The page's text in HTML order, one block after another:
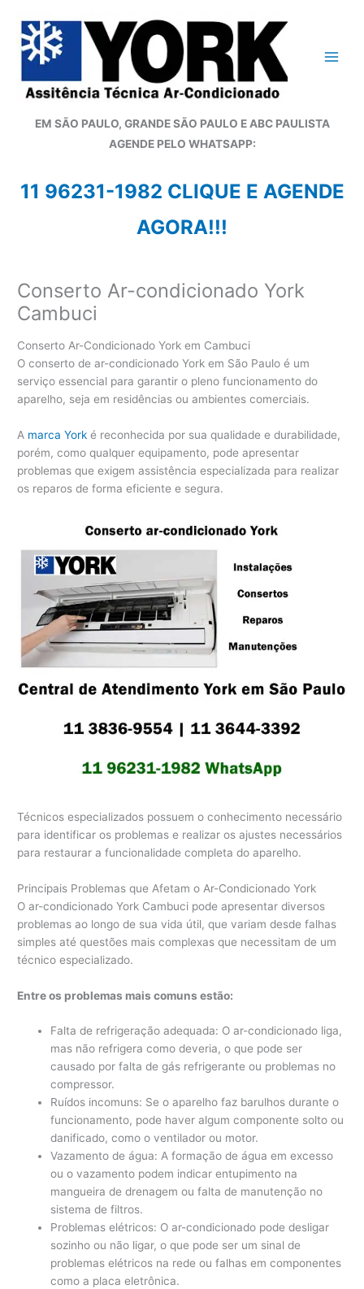
para
conteúdo
EM SÃO PAULO, GRANDE SÃO PAULO E ABC PAULISTA
AGENDE PELO WHATSAPP:
11 96231-1982 CLIQUE E AGENDE
AGORA!!!
Conserto Ar-condicionado York
Cambuci
Conserto Ar-Condicionado York em Cambuci
O conserto de ar-condicionado York em São Paulo é um
serviço essencial para garantir o pleno funcionamento do
aparelho, seja em residências ou ambientes comerciais.
A marca York é reconhecida por sua qualidade e durabilidade,
porém, como qualquer equipamento, pode apresentar
problemas que exigem assistência especializada para realizar
os reparos de forma eficiente e segura.
Técnicos especializados possuem o conhecimento necessário
para identificar os problemas e realizar os ajustes necessários
para restaurar a funcionalidade completa do aparelho.
Principais Problemas que Afetam o Ar-Condicionado York
O ar-condicionado York Cambuci pode apresentar diversos
problemas ao longo de sua vida útil, que variam desde falhas
simples até questões mais complexas que necessitam de um
técnico especializado.
Entre os problemas mais comuns estão:
Falta de refrigeração adequada: O ar-condicionado liga,
mas não refrigera como deveria, o que pode ser
causado por falta de gás refrigerante ou problemas no
compressor.
Ruídos incomuns: Se o aparelho faz barulhos durante o
funcionamento, pode haver algum componente solto ou
danificado, como o ventilador ou motor.
Vazamento de água: A formação de água em excesso
ou o vazamento podem indicar entupimento na
mangueira de drenagem ou falta de manutenção no
sistema de filtros.
Problemas elétricos: O ar-condicionado pode desligar
sozinho ou não ligar, o que pode ser um sinal de
problemas elétricos na rede ou falhas em componentes
como a placa eletrônica.